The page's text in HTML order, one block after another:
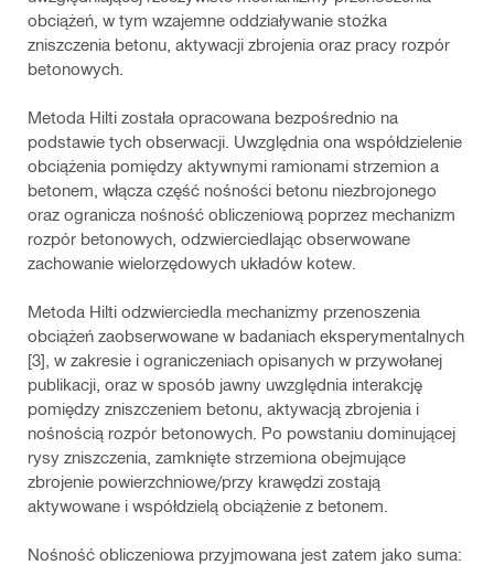
obciążeń, w tym wzajemne oddziaływanie stożka
zniszczenia betonu, aktywacji zbrojenia oraz pracy rozpór
betonowych.
Metoda Hilti została opracowana bezpośrednio na
podstawie tych obserwacji. Uwzględnia ona współdzielenie
obciążenia pomiędzy aktywnymi ramionami strzemion a
betonem, włącza część nośności betonu niezbrojonego
oraz ogranicza nośność obliczeniową poprzez mechanizm
rozpór betonowych, odzwierciedlając obserwowane
zachowanie wielorzędowych układów kotew.
Metoda Hilti odzwierciedla mechanizmy przenoszenia
obciążeń zaobserwowane w badaniach eksperymentalnych
[3], w zakresie i ograniczeniach opisanych w przywołanej
publikacji, oraz w sposób jawny uwzględnia interakcję
pomiędzy zniszczeniem betonu, aktywacją zbrojenia i
nośnością rozpór betonowych. Po powstaniu dominującej
rysy zniszczenia, zamknięte strzemiona obejmujące
zbrojenie powierzchniowe/przy krawędzi zostają
aktywowane i współdzielą obciążenie z betonem.
Nośność obliczeniowa przyjmowana jest zatem jako suma: